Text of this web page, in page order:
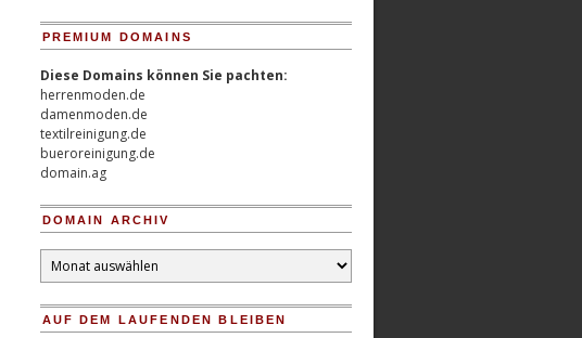
PREMIUM DOMAINS
Diese Domains können Sie pachten:
herrenmoden.de
damenmoden.de
textilreinigung.de
bueroreinigung.de
domain.ag
DOMAIN ARCHIV
Domain
Archiv
AUF DEM LAUFENDEN BLEIBEN